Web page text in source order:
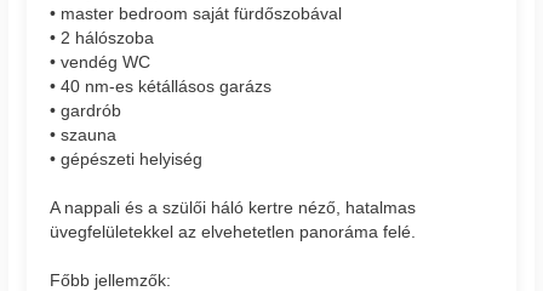
• master bedroom saját fürdőszobával
• 2 hálószoba
• vendég WC
• 40 nm-es kétállásos garázs
• gardrób
• szauna
• gépészeti helyiség
A nappali és a szülői háló kertre néző, hatalmas
üvegfelületekkel az elvehetetlen panoráma felé.
Főbb jellemzők: